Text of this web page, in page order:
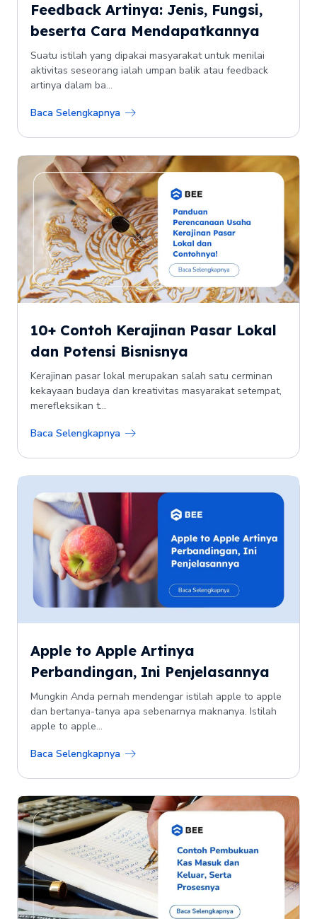
Feedback Artinya: Jenis, Fungsi,
beserta Cara Mendapatkannya
Suatu istilah yang dipakai masyarakat untuk menilai
aktivitas seseorang ialah umpan balik atau feedback
artinya dalam ba...
Baca Selengkapnya
10+ Contoh Kerajinan Pasar Lokal
dan Potensi Bisnisnya
Kerajinan pasar lokal merupakan salah satu cerminan
kekayaan budaya dan kreativitas masyarakat setempat,
merefleksikan t...
Baca Selengkapnya
Apple to Apple Artinya
Perbandingan, Ini Penjelasannya
Mungkin Anda pernah mendengar istilah apple to apple
dan bertanya-tanya apa sebenarnya maknanya. Istilah
apple to apple...
Baca Selengkapnya